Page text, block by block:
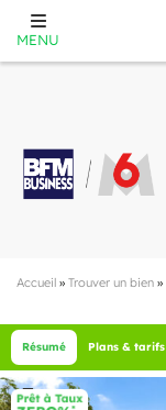
MENU
Accueil » Trouver un bien »
Résumé Plans & tarifs
1